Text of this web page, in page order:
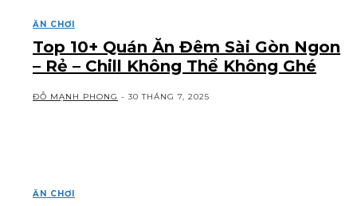
ĂN CHƠI
Top 10+ Quán Ăn Đêm Sài Gòn Ngon
– Rẻ – Chill Không Thể Không Ghé
ĐỖ MẠNH PHONG - 30 THÁNG 7, 2025
ĂN CHƠI